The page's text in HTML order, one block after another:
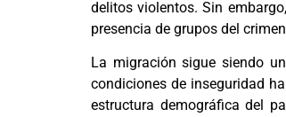
delitos violentos. Sin
presencia de grupos del
La migración sigue siendo
condiciones de inseguridad
estructura demográfica del